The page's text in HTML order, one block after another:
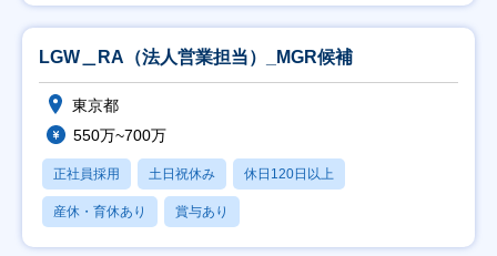
LGW＿RA（法人営業担当）_MGR候補
東京都
550万~700万
正社員採用 土日祝休み 休日120日以上
産休・育休あり 賞与あり